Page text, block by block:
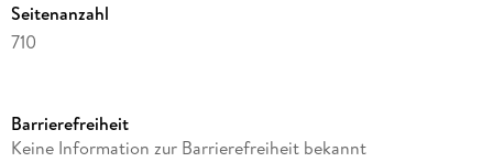
Seitenanzahl
710
Reihe
Barrierefreiheit
Keine Information zur Barrierefreiheit bekannt